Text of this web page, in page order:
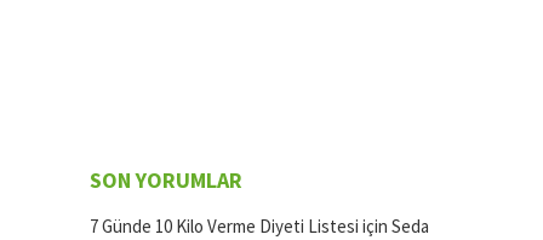
SON YORUMLAR
7 Günde 10 Kilo Verme Diyeti Listesi için Seda